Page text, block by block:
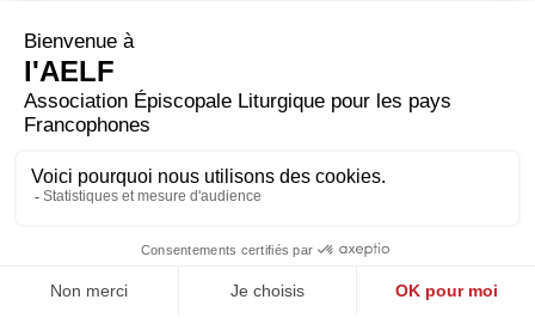
Je vous le déclare :
quand ce dernier redescendit dans sa maison,
c’est lui qui était devenu un homme juste,
plutôt que l’autre.
Qui s’élève sera abaissé ;
qui s’abaisse sera élevé. »
– Acclamons la Parole de Dieu.